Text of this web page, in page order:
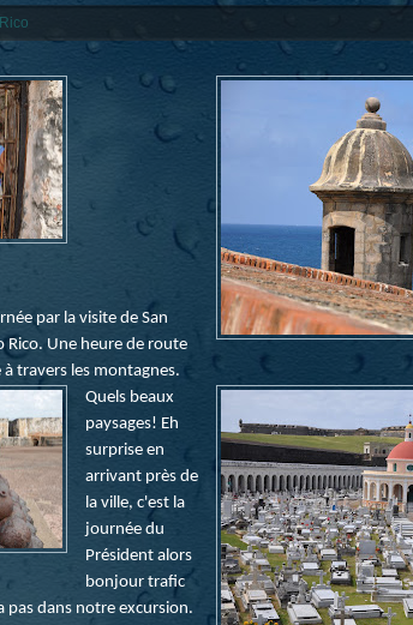
par la visite de San
Rico. Une heure de route
travers les montagnes.
Quels beaux
paysages! Eh
surprise en
arrivant près de
la ville, c'est la
journée du
Président alors
bonjour trafic
pas dans notre excursion.